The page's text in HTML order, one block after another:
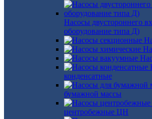
Насосы двустороннего
оборудование типа Д)
конденсатные
бумажной массы
центробежные ЦН